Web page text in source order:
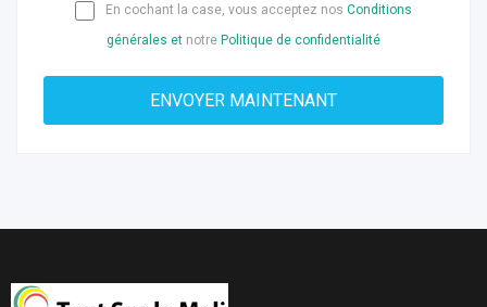
En cochant la case, vous acceptez nos Conditions
générales et notre Politique de confidentialité